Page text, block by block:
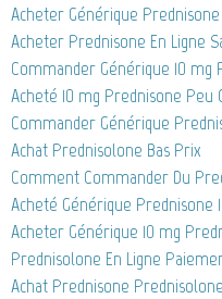
Acheter Générique
Acheter Prednisone En Ligne
Commander Générique 10 mg
Acheté 10 mg Prednisone Peu
Commander Générique
Achat Prednisolone Bas Prix
Comment Commander Du
Acheté Générique Prednisone
Acheter Générique 10 mg
Prednisolone En Ligne
Achat Prednisone